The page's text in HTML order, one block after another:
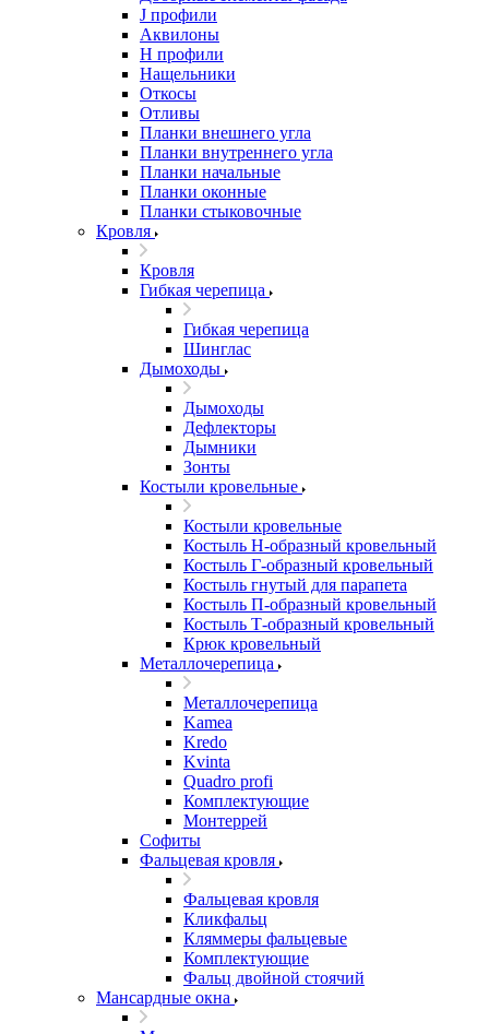
J профили
Аквилоны
Н профили
Нащельники
Откосы
Отливы
Планки внешнего угла
Планки внутреннего угла
Планки начальные
Планки оконные
Планки стыковочные
Кровля
Кровля
Гибкая черепица
Гибкая черепица
Шинглас
Дымоходы
Дымоходы
Дефлекторы
Дымники
Зонты
Костыли кровельные
Костыли кровельные
Костыль H-образный кровельный
Костыль Г-образный кровельный
Костыль гнутый для парапета
Костыль П-образный кровельный
Костыль Т-образный кровельный
Крюк кровельный
Металлочерепица
Металлочерепица
Kamea
Kredo
Kvinta
Quadro profi
Комплектующие
Монтеррей
Софиты
Фальцевая кровля
Фальцевая кровля
Кликфальц
Кляммеры фальцевые
Комплектующие
Фальц двойной стоячий
Мансардные окна